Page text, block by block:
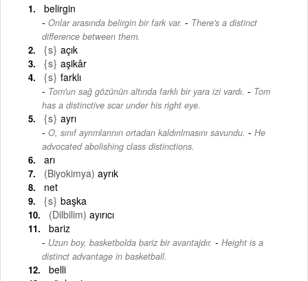
belirgin
Onlar arasında belirgin bir fark var. - There's a distinct
difference between them.
{s} açık
{s} aşikâr
{s} farklı
Tom'un sağ gözünün altında farklı bir yara izi vardı. - Tom
has a distinctive scar under his right eye.
{s} ayrı
O, sınıf ayrımlarının ortadan kaldırılmasını savundu. - He
advocated abolishing class distinctions.
arı
(Biyokimya) ayrık
net
{s} başka
(Dilbilim) ayırıcı
bariz
Uzun boy, basketbolda bariz bir avantajdır. - Height is a
distinct advantage in basketball.
belli